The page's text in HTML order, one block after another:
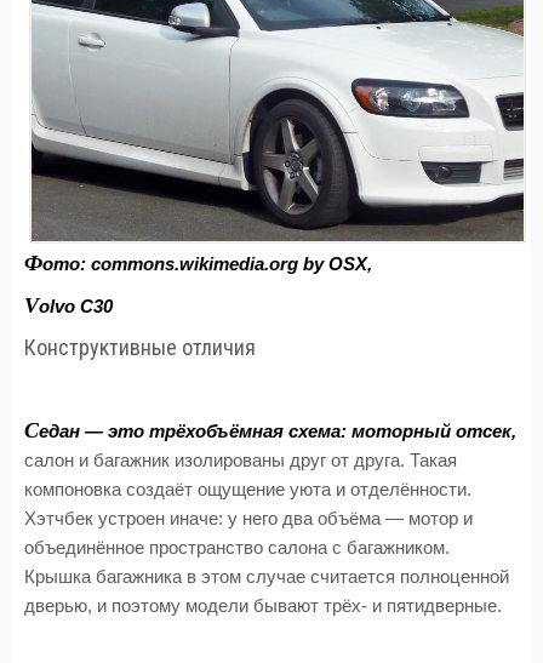
Фото: commons.wikimedia.org by OSX,
Volvo C30
Конструктивные отличия
Седан — это трёхобъёмная схема: моторный отсек,
салон и багажник изолированы друг от друга. Такая
компоновка создаёт ощущение уюта и отделённости.
Хэтчбек устроен иначе: у него два объёма — мотор и
объединённое пространство салона с багажником.
Крышка багажника в этом случае считается полноценной
дверью, и поэтому модели бывают трёх- и пятидверные.